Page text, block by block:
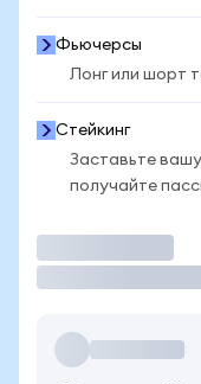
Фьючерсы
Лонг или шорт
Стейкинг
Заставьте
получайте